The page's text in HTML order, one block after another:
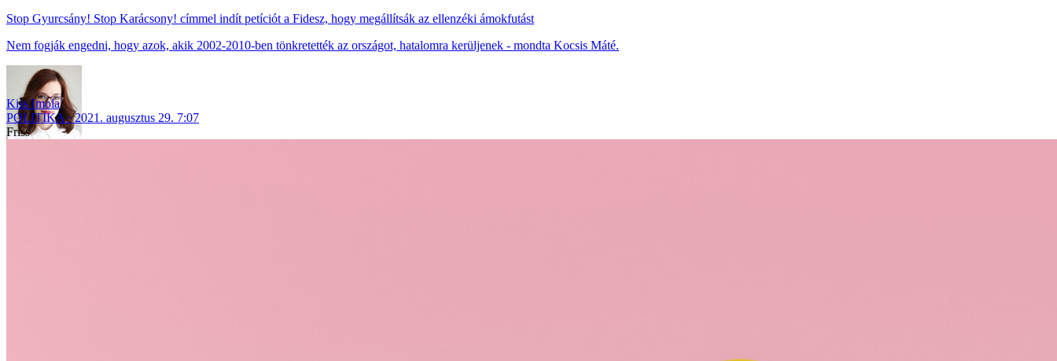
Stop Gyurcsány! Stop Karácsony! címmel indít petíciót a Fidesz, hogy megállítsák az ellenzéki ámokfutást
Nem fogják engedni, hogy azok, akik 2002-2010-ben tönkretették az országot, hatalomra kerüljenek - mondta Kocsis Máté.
Kiss Imola
POLITIKA
2021. augusztus 29. 7:07
Friss